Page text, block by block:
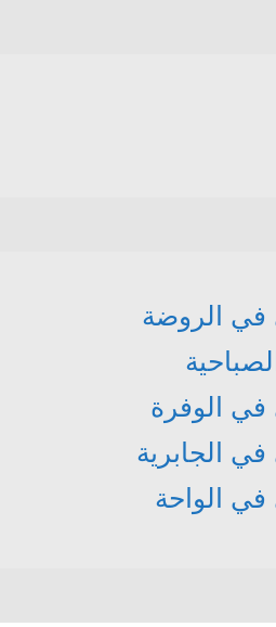
الروضة
الوفرة
الجابرية
الواحة